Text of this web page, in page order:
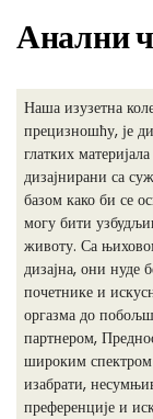
Анални
Наша изузетна
прецизношћу, је
глатких
дизајнирани са
базом како би се
могу бити
животу. Са
дизајна, они нуде
почетнике и
оргазма до
партнером,
широким спектром
изабрати,
преференције и